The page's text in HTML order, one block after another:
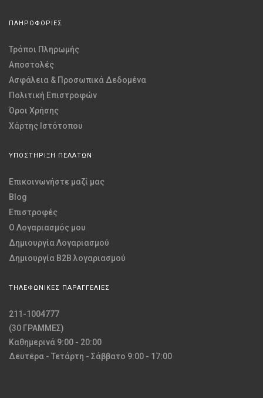
ΠΛΗΡΟΦΟΡΙΕΣ
Τρόποι Πληρωμής
Αποστολές
Ασφάλεια & Προσωπικά Δεδομένα
Πολιτική Επιστροφών
Όροι Χρήσης
Χάρτης Ιστότοπου
ΥΠΟΣΤΗΡΙΞΗ ΠΕΛΑΤΩΝ
Επικοινωνήστε μαζί μας
Blog
Επιστροφές
O Λογαριασμός μου
Δημιουργία Λογαριασμού
Δημιουργία B2B λογαριασμού
ΤΗΛΕΦΩΝΙΚΕΣ ΠΑΡΑΓΓΕΛΙΕΣ
211-1004777
(30 ΓΡΑΜΜΕΣ)
Καθημερινά 9:00 - 20:00
Δευτέρα - Τετάρτη - Σάββατο 9:00 - 17:00